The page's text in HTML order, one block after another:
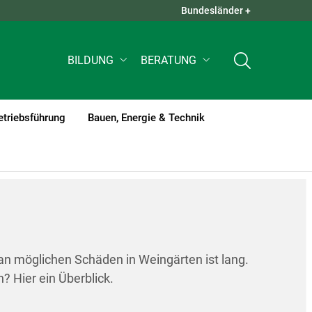
QUICK LINKS +
Bundesländer +
BILDUNG BERATUNG
Bauen, Energie & Technik
möglichen Schäden in Weingärten ist lang.
Hier ein Überblick.